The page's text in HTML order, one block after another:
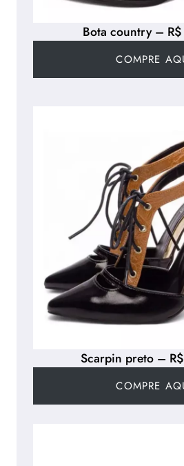
Scarpin preto –
COMPRE
Bota country –
COMPRE